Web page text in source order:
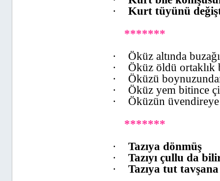
·
Kurt tüyünü
*******
·
Öküz altında
·
Öküz öldü ortaklık
·
Öküzü
·
Öküz yem bitince
·
Öküzün
*******
·
Tazıya dönmüş
·
Tazıyı çullu da
·
Tazıya tut